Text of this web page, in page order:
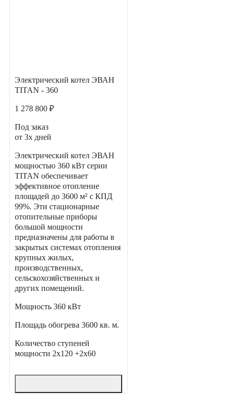
Электрический котел ЭВАН
TITAN - 360
1 278 800 ₽
Под заказ
от 3х дней
Электрический котел ЭВАН
мощностью 360 кВт серии
TITAN обеспечивает
эффективное отопление
площадей до 3600 м² с КПД
99%. Эти стационарные
отопительные приборы
большой мощности
предназначены для работы в
закрытых системах отопления
крупных жилых,
производственных,
сельскохозяйственных и
других помещений.
Мощность 360 кВт
Площадь обогрева 3600 кв. м.
Количество ступеней
мощности 2х120 +2х60